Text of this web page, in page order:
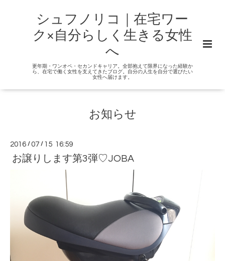
シュフノリコ｜在宅ワー
ク×自分らしく生きる女性
へ
更年期・ワンオペ・セカンドキャリア。全部抱えて限界になった経験か
ら、在宅で働く女性を支えてきたブログ。自分の人生を自分で選びたい
女性へ届けます。
お知らせ
2016 /07 / 15 16:59
お譲りします第3弾♡JOBA